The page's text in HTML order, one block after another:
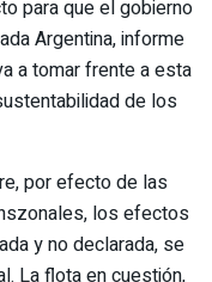
para que el gobierno
Argentina, informe
a tomar frente a esta
de los
por efecto de las
los efectos
y no declarada, se
La flota en cuestión,